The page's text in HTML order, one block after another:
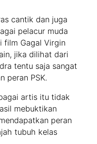
cantik dan juga
pelacur muda
film Gagal Virgin
jika dilihat dari
tentu saja sangat
peran PSK.
artis itu tidak
mebuktikan
peran
tubuh kelas